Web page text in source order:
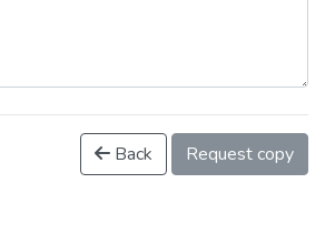
Back Request copy